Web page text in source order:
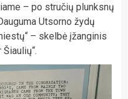
– po stručių plunksnų
Utsorno žydų
– skelbė įžanginis